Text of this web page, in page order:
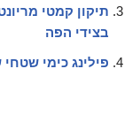
תיקון קמטי
בצידי הפה
פילינג כימי